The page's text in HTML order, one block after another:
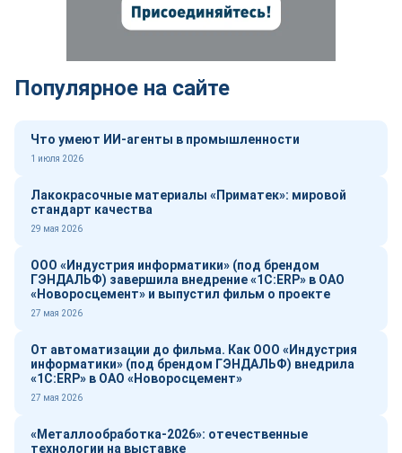
Популярное на сайте
Что умеют ИИ-агенты в промышленности
1 июля 2026
Лакокрасочные материалы «Приматек»: мировой
стандарт качества
29 мая 2026
ООО «Индустрия информатики» (под брендом
ГЭНДАЛЬФ) завершила внедрение «1С:ERP» в ОАО
«Новоросцемент» и выпустил фильм о проекте
27 мая 2026
От автоматизации до фильма. Как ООО «Индустрия
информатики» (под брендом ГЭНДАЛЬФ) внедрила
«1С:ERP» в ОАО «Новоросцемент»
27 мая 2026
«Металлообработка-2026»: отечественные
технологии на выставке